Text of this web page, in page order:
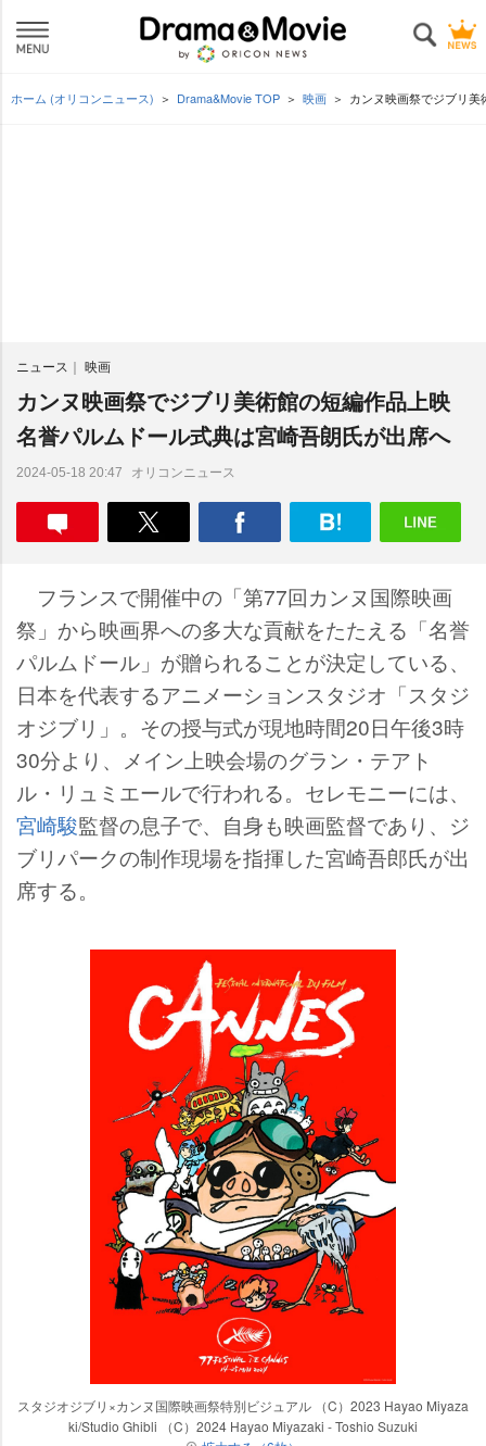
ホーム (オリコンニュース) Drama&Movie TOP 映画 カンヌ映画祭でジブリ
ニュース 映画
カンヌ映画祭でジブリ美術館の短編作品上映
名誉パルムドール式典は宮崎吾朗氏が出席へ
2024-05-18 20:47 オリコンニュース
フランスで開催中の「第77回カンヌ国際映画
祭」から映画界への多大な貢献をたたえる「名誉
パルムドール」が贈られることが決定している、
日本を代表するアニメーションスタジオ「スタジ
オジブリ」。その授与式が現地時間20日午後3時
30分より、メイン上映会場のグラン・テアト
ル・リュミエールで行われる。セレモニーには、
宮崎駿監督の息子で、自身も映画監督であり、ジ
ブリパークの制作現場を指揮した宮崎吾郎氏が出
席する。
スタジオジブリ×カンヌ国際映画祭特別ビジュアル （C）2023 Hayao Miyaza
ki/Studio Ghibli （C）2024 Hayao Miyazaki - Toshio Suzuki